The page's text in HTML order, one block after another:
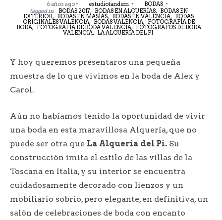
6 años ago estudiotandem
BODAS
tagged in
BODAS 2017, BODAS EN ALQUERÍAS, BODAS EN
EXTERIOR, BODAS EN MASÍAS, BODAS EN VALENCIA, BODAS
ORIGINALES VALENCIA, BODAS VALENCIA, FOTOGRAFÍA DE
BODA, FOTOGRAFÍA DE BODA VALENCIA, FOTOGRAFOS DE BODA
VALENCIA, LA ALQUERÍA DEL PI
Y hoy queremos presentaros una pequeña
muestra de lo que vivimos en la boda de Alex y
Carol.
Aún no habíamos tenido la oportunidad de vivir
una boda en esta maravillosa Alquería, que no
puede ser otra que La Alquería del Pí. Su
construcción imita el estilo de las villas de la
Toscana en Italia, y su interior se encuentra
cuidadosamente decorado con lienzos y un
mobiliario sobrio, pero elegante, en definitiva, un
salón de celebraciones de boda con encanto